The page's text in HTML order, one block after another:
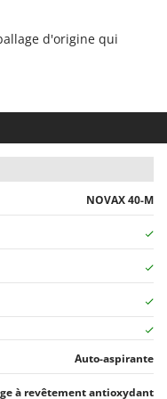
d'origine qui
NOVAX 40-M
Auto-aspirante
à revêtement antioxydant